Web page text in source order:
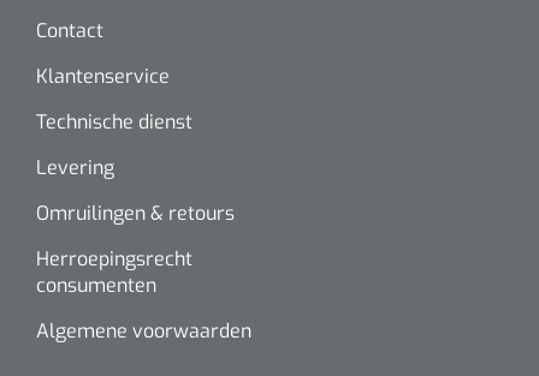
Contact
Klantenservice
Technische dienst
Levering
Omruilingen & retours
Herroepingsrecht
consumenten
Algemene voorwaarden